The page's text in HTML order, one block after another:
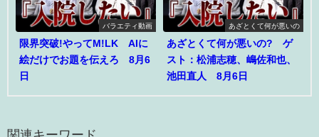
バラエティ動画
限界突破!やってM!LK AIに
絵だけでお題を伝えろ 8月6
日
あざとくて何が悪いの
あざとくて何が悪いの? ゲ
スト：松浦志穂、嶋佐和也、
池田直人 8月6日